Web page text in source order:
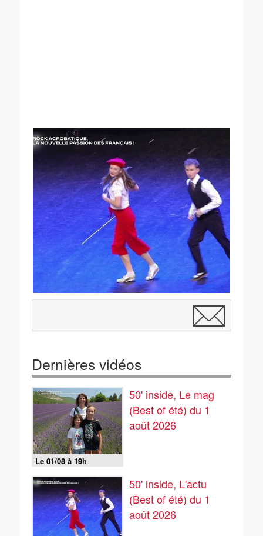
Dernières vidéos
Le 01/08 à 19h
50' inside, Le mag
(Best of été) du 1
août 2026
50' inside, L'actu
(Best of été) du 1
août 2026